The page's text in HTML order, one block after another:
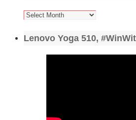
Arhiva
Lenovo Yoga 510,